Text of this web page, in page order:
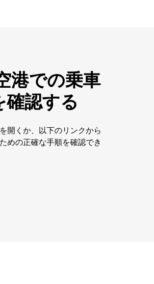
港での乗車
確認する
開くか、以下のリンクから
めの正確な手順を確認でき